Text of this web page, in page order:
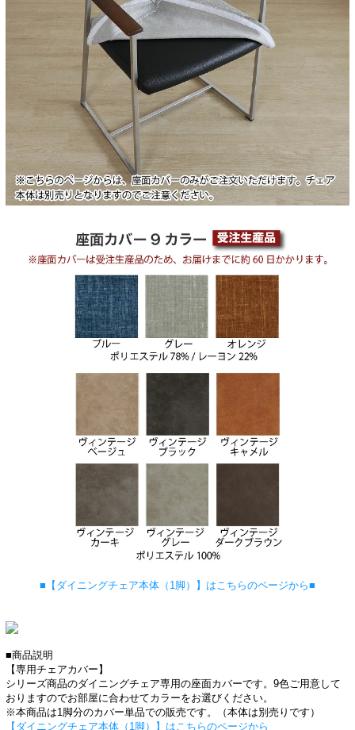
■【ダイニングチェア本体（1脚）】はこちらのページから■
■商品説明
【専用チェアカバー】
シリーズ商品のダイニングチェア専用の座面カバーです。9色ご用意して
おりますのでお部屋に合わせてカラーをお選びください。
※本商品は1脚分のカバー単品での販売です。（本体は別売りです）
【ダイニングチェア本体（1脚）】はこちらのページから